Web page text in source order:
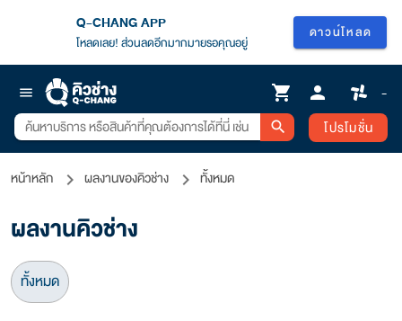
Q-CHANG APP
โหลดเลย! ส่วนลดอีกมากมายรอคุณอยู่
ดาวน์โหลด
menu shopping_cart person -
search โปรโมชั่น
หน้าหลัก ผลงานของคิวช่าง ทั้งหมด
ผลงานคิวช่าง
ทั้งหมด